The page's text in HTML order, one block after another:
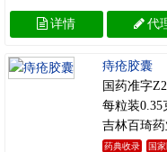
详情 代
痔疮胶囊
国药准字
每粒装0.35
吉林百琦药
药典收录 国